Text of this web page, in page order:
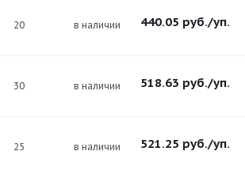
20 в наличии 440.05 руб./уп.
30 в наличии 518.63 руб./уп.
25 в наличии 521.25 руб./уп.